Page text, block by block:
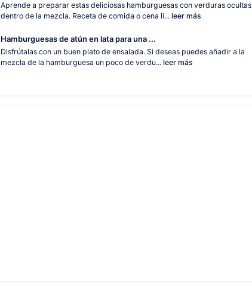
Aprende a preparar estas deliciosas hamburguesas con verduras ocultas
dentro de la mezcla. Receta de comida o cena li... leer más
Hamburguesas de atún en lata para una ...
Disfrútalas con un buen plato de ensalada. Si deseas puedes añadir a la
mezcla de la hamburguesa un poco de verdu... leer más